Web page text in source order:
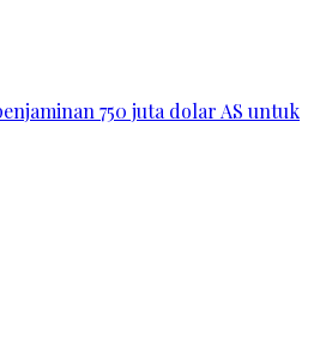
750 juta dolar AS untuk